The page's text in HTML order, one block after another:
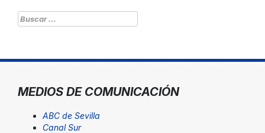
Buscar:
MEDIOS DE COMUNICACIÓN
ABC de Sevilla
Canal Sur